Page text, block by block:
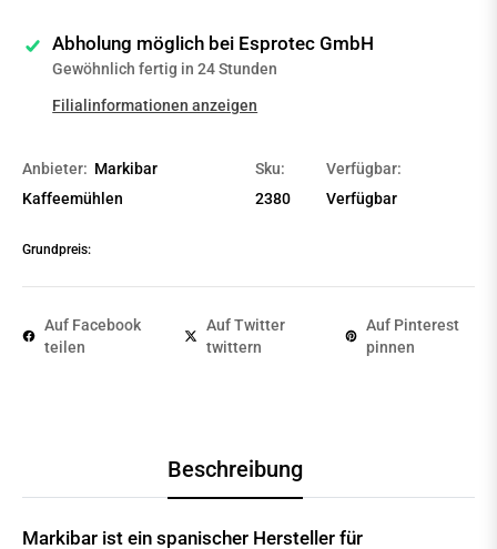
Abholung möglich bei Esprotec GmbH
Gewöhnlich fertig in 24 Stunden
Filialinformationen anzeigen
Anbieter: Markibar
Kaffeemühlen
Sku:
2380
Verfügbar:
Verfügbar
Grundpreis:
Auf Facebook
teilen
Auf Twitter
twittern
Auf Pinterest
pinnen
Beschreibung
Markibar ist ein spanischer Hersteller für